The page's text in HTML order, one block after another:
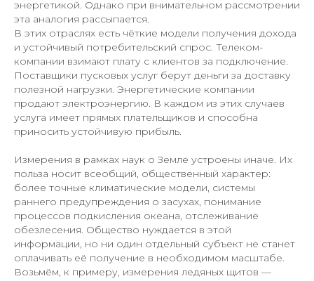
энергетикой. Однако при внимательном рассмотрении
эта аналогия рассыпается.
В этих отраслях есть чёткие модели получения дохода
и устойчивый потребительский спрос. Телеком-
компании взимают плату с клиентов за подключение.
Поставщики пусковых услуг берут деньги за доставку
полезной нагрузки. Энергетические компании
продают электроэнергию. В каждом из этих случаев
услуга имеет прямых плательщиков и способна
приносить устойчивую прибыль.
Измерения в рамках наук о Земле устроены иначе. Их
польза носит всеобщий, общественный характер:
более точные климатические модели, системы
раннего предупреждения о засухах, понимание
процессов подкисления океана, отслеживание
обезлесения. Общество нуждается в этой
информации, но ни один отдельный субъект не станет
оплачивать её получение в необходимом масштабе.
Возьмём, к примеру, измерения ледяных щитов —